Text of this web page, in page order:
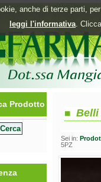
anche di terze parti,
leggi l'informativa.
Prodotto
Belli
Sei in:
5PZ